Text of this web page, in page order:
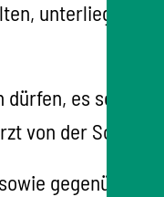
unterliegen der
es sei
von der
gegenüber